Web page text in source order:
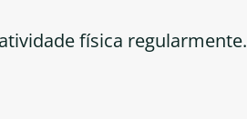
física regularmente.